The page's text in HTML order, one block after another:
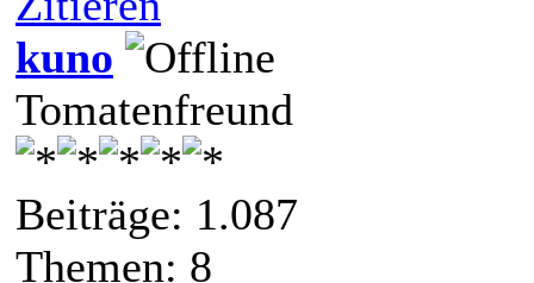
kuno
Tomatenfreund
Beiträge: 1.087
Themen: 8